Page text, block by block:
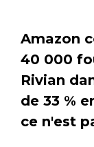
Amazon
40 000
Rivian
de 33 %
ce n'est